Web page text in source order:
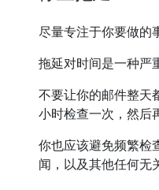
尽量专注于你要做的
拖延对时间是一种严
不要让你的邮件整
小时检查一次，然后
你也应该避免频繁检
闻，以及其他任何无